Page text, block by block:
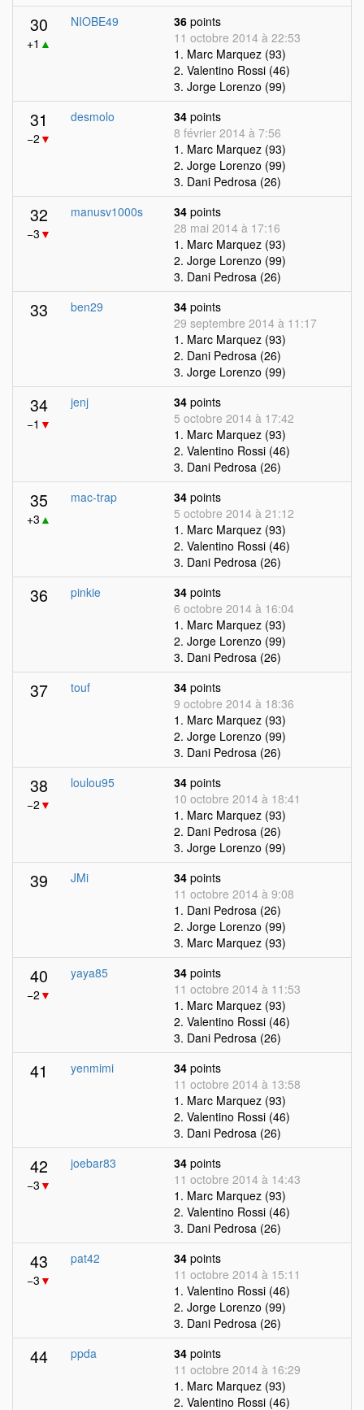
30
+1 ▲
NIOBE49 36 points
11 octobre 2014 à 22:53
1. Marc Marquez (93)
2. Valentino Rossi (46)
3. Jorge Lorenzo (99)
31
−2 ▼
desmolo 34 points
8 février 2014 à 7:56
1. Marc Marquez (93)
2. Jorge Lorenzo (99)
3. Dani Pedrosa (26)
32
−3 ▼
manusv1000s 34 points
28 mai 2014 à 17:16
1. Marc Marquez (93)
2. Jorge Lorenzo (99)
3. Dani Pedrosa (26)
33 ben29 34 points
29 septembre 2014 à 11:17
1. Marc Marquez (93)
2. Dani Pedrosa (26)
3. Jorge Lorenzo (99)
34
−1 ▼
jenj 34 points
5 octobre 2014 à 17:42
1. Marc Marquez (93)
2. Valentino Rossi (46)
3. Dani Pedrosa (26)
35
+3 ▲
mac-trap 34 points
5 octobre 2014 à 21:12
1. Marc Marquez (93)
2. Valentino Rossi (46)
3. Dani Pedrosa (26)
36 pinkie 34 points
6 octobre 2014 à 16:04
1. Marc Marquez (93)
2. Jorge Lorenzo (99)
3. Dani Pedrosa (26)
37 touf 34 points
9 octobre 2014 à 18:36
1. Marc Marquez (93)
2. Jorge Lorenzo (99)
3. Dani Pedrosa (26)
38
−2 ▼
loulou95 34 points
10 octobre 2014 à 18:41
1. Marc Marquez (93)
2. Dani Pedrosa (26)
3. Jorge Lorenzo (99)
39 JMi 34 points
11 octobre 2014 à 9:08
1. Dani Pedrosa (26)
2. Jorge Lorenzo (99)
3. Marc Marquez (93)
40
−2 ▼
yaya85 34 points
11 octobre 2014 à 11:53
1. Marc Marquez (93)
2. Valentino Rossi (46)
3. Dani Pedrosa (26)
41 yenmimi 34 points
11 octobre 2014 à 13:58
1. Marc Marquez (93)
2. Valentino Rossi (46)
3. Dani Pedrosa (26)
42
−3 ▼
joebar83 34 points
11 octobre 2014 à 14:43
1. Marc Marquez (93)
2. Valentino Rossi (46)
3. Dani Pedrosa (26)
43
−3 ▼
pat42 34 points
11 octobre 2014 à 15:11
1. Valentino Rossi (46)
2. Jorge Lorenzo (99)
3. Dani Pedrosa (26)
44 ppda 34 points
11 octobre 2014 à 16:29
1. Marc Marquez (93)
2. Valentino Rossi (46)